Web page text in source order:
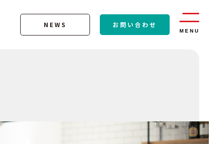
NEWS お問い合わせ
MENU